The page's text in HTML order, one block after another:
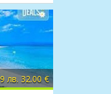
лв. 32.00 €